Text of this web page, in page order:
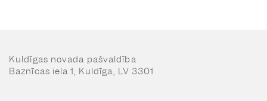
Kuldīgas novada pašvaldība
Baznīcas iela 1, Kuldīga, LV 3301